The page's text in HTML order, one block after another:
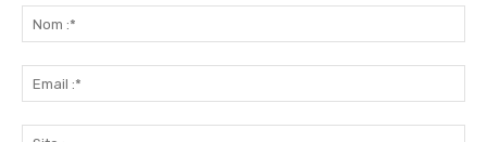
:*
:*